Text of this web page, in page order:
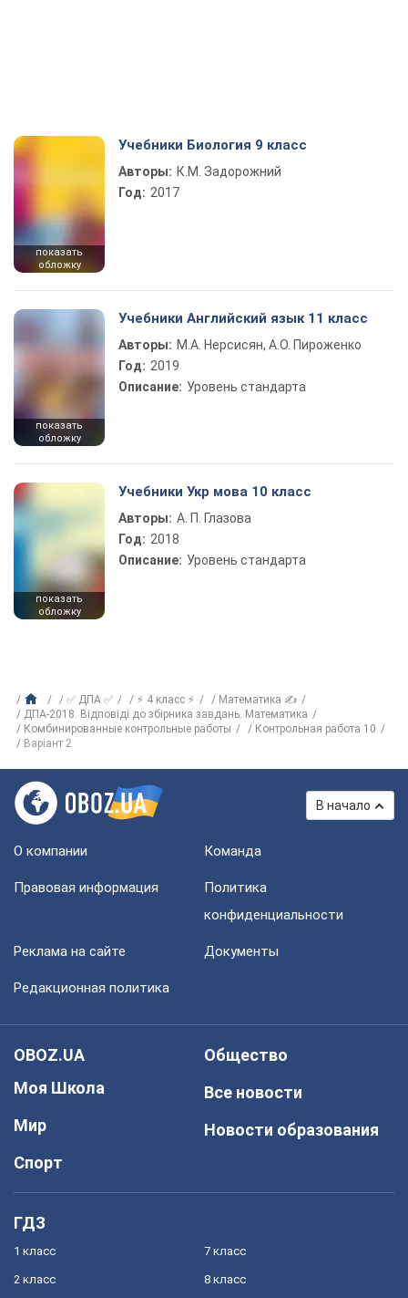
показать
обложку
Учебники Биология 9 класс
Авторы: К.М. Задорожний
Год: 2017
показать
обложку
Учебники Английский язык 11 класс
Авторы: М.А. Нерсисян, А.О. Пироженко
Год: 2019
Описание: Уровень стандарта
показать
обложку
Учебники Укр мова 10 класс
Авторы: А. П. Глазова
Год: 2018
Описание: Уровень стандарта
✅ ДПА ✅ ⚡ 4 класс ⚡
Математика ✍
ДПА-2018. Відповіді до збірника завдань. Математика
Комбинированные контрольные работы
Контрольная работа 10
Варіант 2
В начало
О компании Команда
Правовая информация
Политика
конфиденциальности
Реклама на сайте Документы
Редакционная политика
OBOZ.UA
Моя Школа
Мир
Спорт
Общество
Все новости
Новости образования
ГДЗ
1 класс
2 класс
7 класс
8 класс